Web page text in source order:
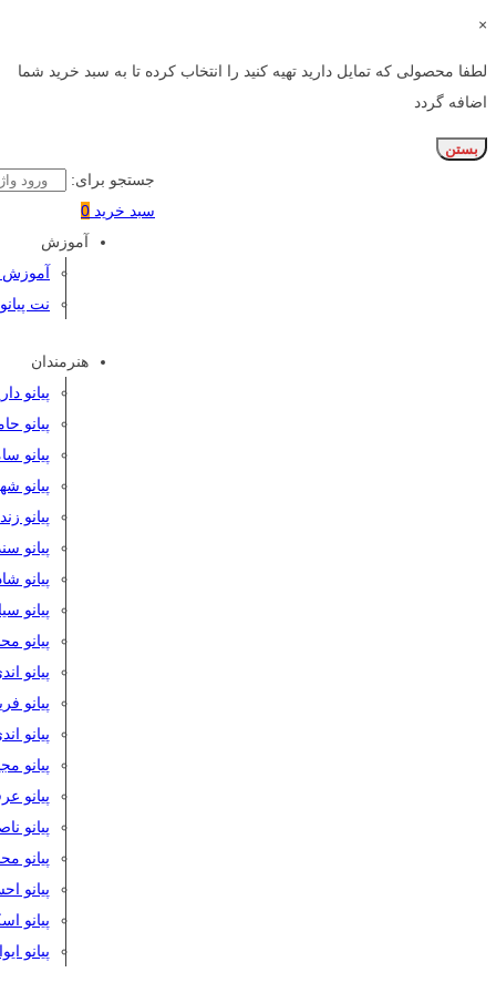
×
لطفا محصولی که تمایل دارید تهیه کنید را انتخاب کرده تا به سبد خرید شما
اضافه گردد
بستن
جستجو برای:
سبد خرید 0
آموزش
آموزش
نت پیانو
هنرمندان
پیانو
پیانو
پیانو
پیانو
پیانو
پیانو
پیانو
پیانو
پیانو
پیانو
پیانو
پیانو
پیانو
پیانو
پیانو
پیانو
پیانو
پیانو
پیانو